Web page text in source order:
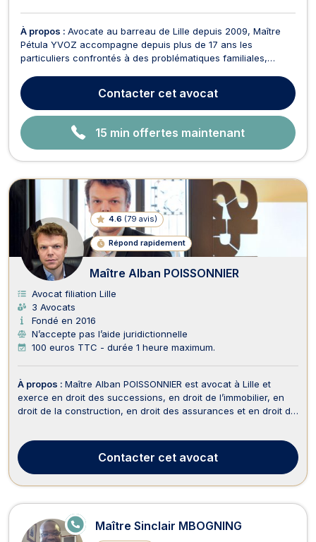
À propos : Avocate au barreau de Lille depuis 2009, Maître
Pétula YVOZ accompagne depuis plus de 17 ans les
particuliers confrontés à des problématiques familiales,
en droit de la famille, droit du divorce, droit des successions,
droit civil ainsi qu'en dommage corporel et...
Contacter cet avocat
15 min offertes maintenant
4.6 (79 avis)
Répond rapidement
Maître Alban POISSONNIER
Avocat filiation Lille
3 Avocats
Fondé en 2016
N’accepte pas l’aide juridictionnelle
100 euros TTC - durée 1 heure maximum.
À propos : Maître Alban POISSONNIER est avocat à Lille et
exerce en droit des successions, en droit de l’immobilier, en
droit de la construction, en droit des assurances et en droit de
matières relatives au droit privé et notamme...
Contacter cet avocat
Maître Sinclair MBOGNING
E
N